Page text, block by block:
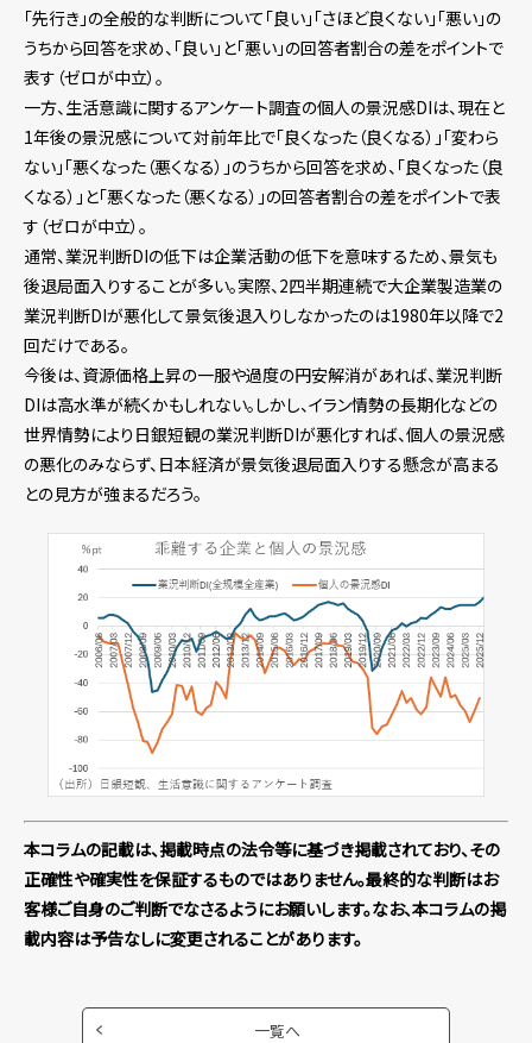
「先行き」の全般的な判断について「良い」「さほど良くない」「悪い」の
うちから回答を求め、「良い」と「悪い」の回答者割合の差をポイントで
表す（ゼロが中立）。
一方、生活意識に関するアンケート調査の個人の景況感DIは、現在と
1年後の景況感について対前年比で「良くなった（良くなる）」「変わら
ない」「悪くなった（悪くなる）」のうちから回答を求め、「良くなった（良
くなる）」と「悪くなった（悪くなる）」の回答者割合の差をポイントで表
す（ゼロが中立）。
通常、業況判断DIの低下は企業活動の低下を意味するため、景気も
後退局面入りすることが多い。実際、2四半期連続で大企業製造業の
業況判断DIが悪化して景気後退入りしなかったのは1980年以降で2
回だけである。
今後は、資源価格上昇の一服や過度の円安解消があれば、業況判断
DIは高水準が続くかもしれない。しかし、イラン情勢の長期化などの
世界情勢により日銀短観の業況判断DIが悪化すれば、個人の景況感
の悪化のみならず、日本経済が景気後退局面入りする懸念が高まる
との見方が強まるだろう。
本コラムの記載は、掲載時点の法令等に基づき掲載されており、その
正確性や確実性を保証するものではありません。最終的な判断はお
客様ご自身のご判断でなさるようにお願いします。なお、本コラムの掲
載内容は予告なしに変更されることがあります。
一覧へ